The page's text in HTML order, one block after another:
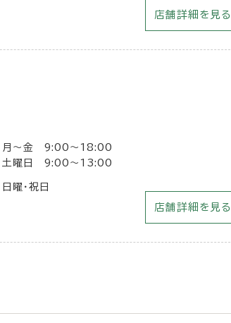
店舗詳細を見る
月～金 9:00～18:00
土曜日 9:00～13:00
日曜・祝日
店舗詳細を見る